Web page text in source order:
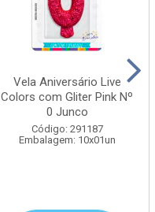
Vela Aniversário Live
Colors com Gliter Pink Nº
0 Junco
Código: 291187
Embalagem: 10x01un